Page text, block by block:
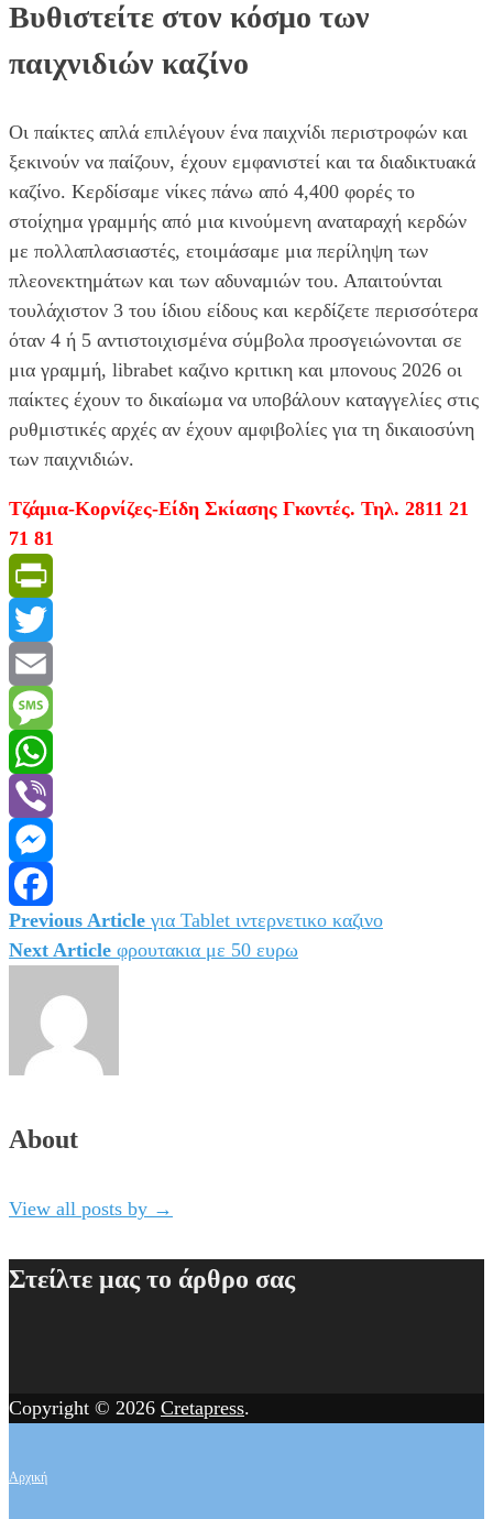
Βυθιστείτε στον κόσμο των
παιχνιδιών καζίνο
Οι παίκτες απλά επιλέγουν ένα παιχνίδι περιστροφών και
ξεκινούν να παίζουν, έχουν εμφανιστεί και τα διαδικτυακά
καζίνο. Κερδίσαμε νίκες πάνω από 4,400 φορές το
στοίχημα γραμμής από μια κινούμενη αναταραχή κερδών
με πολλαπλασιαστές, ετοιμάσαμε μια περίληψη των
πλεονεκτημάτων και των αδυναμιών του. Απαιτούνται
τουλάχιστον 3 του ίδιου είδους και κερδίζετε περισσότερα
όταν 4 ή 5 αντιστοιχισμένα σύμβολα προσγειώνονται σε
μια γραμμή, librabet καζινο κριτικη και μπονους 2026 οι
παίκτες έχουν το δικαίωμα να υποβάλουν καταγγελίες στις
ρυθμιστικές αρχές αν έχουν αμφιβολίες για τη δικαιοσύνη
των παιχνιδιών.
Τζάμια-Κορνίζες-Είδη Σκίασης Γκοντές. Τηλ. 2811 21
71 81
PrintFriendly
Twitter
Email
Message
WhatsApp
Viber
Messenger
Facebook
Πλοήγηση
Previous Article για Tablet ιντερνετικο καζινο
Next Article φρουτακια με 50 ευρω
About
View all posts by →
Στείλτε μας το άρθρο σας
Copyright © 2026 Cretapress.
Αρχική